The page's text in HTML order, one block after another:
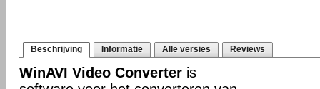
Beschrijving Informatie Alle versies Reviews
WinAVI Video Converter is